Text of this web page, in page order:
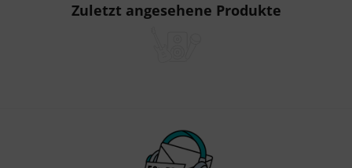
Zuletzt angesehene Produkte